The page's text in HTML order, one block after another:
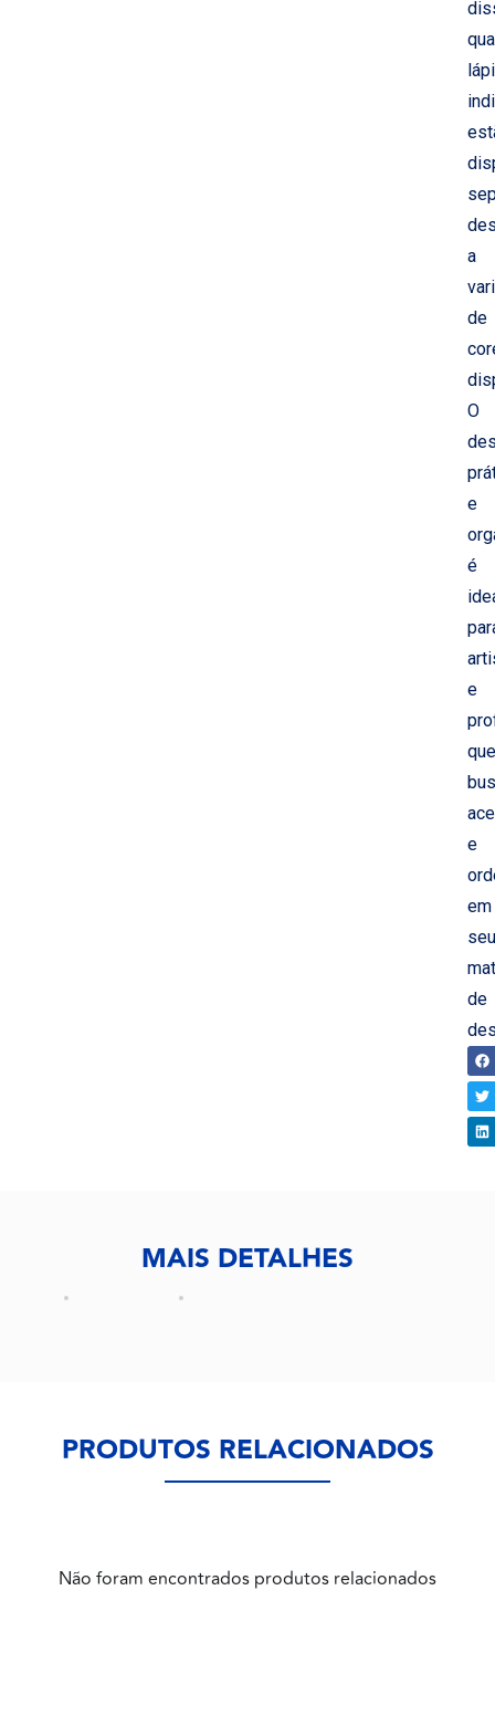
a
de
O
e
é
e
que
e
em
de
MAIS DETALHES
PRODUTOS RELACIONADOS
Não foram encontrados produtos relacionados